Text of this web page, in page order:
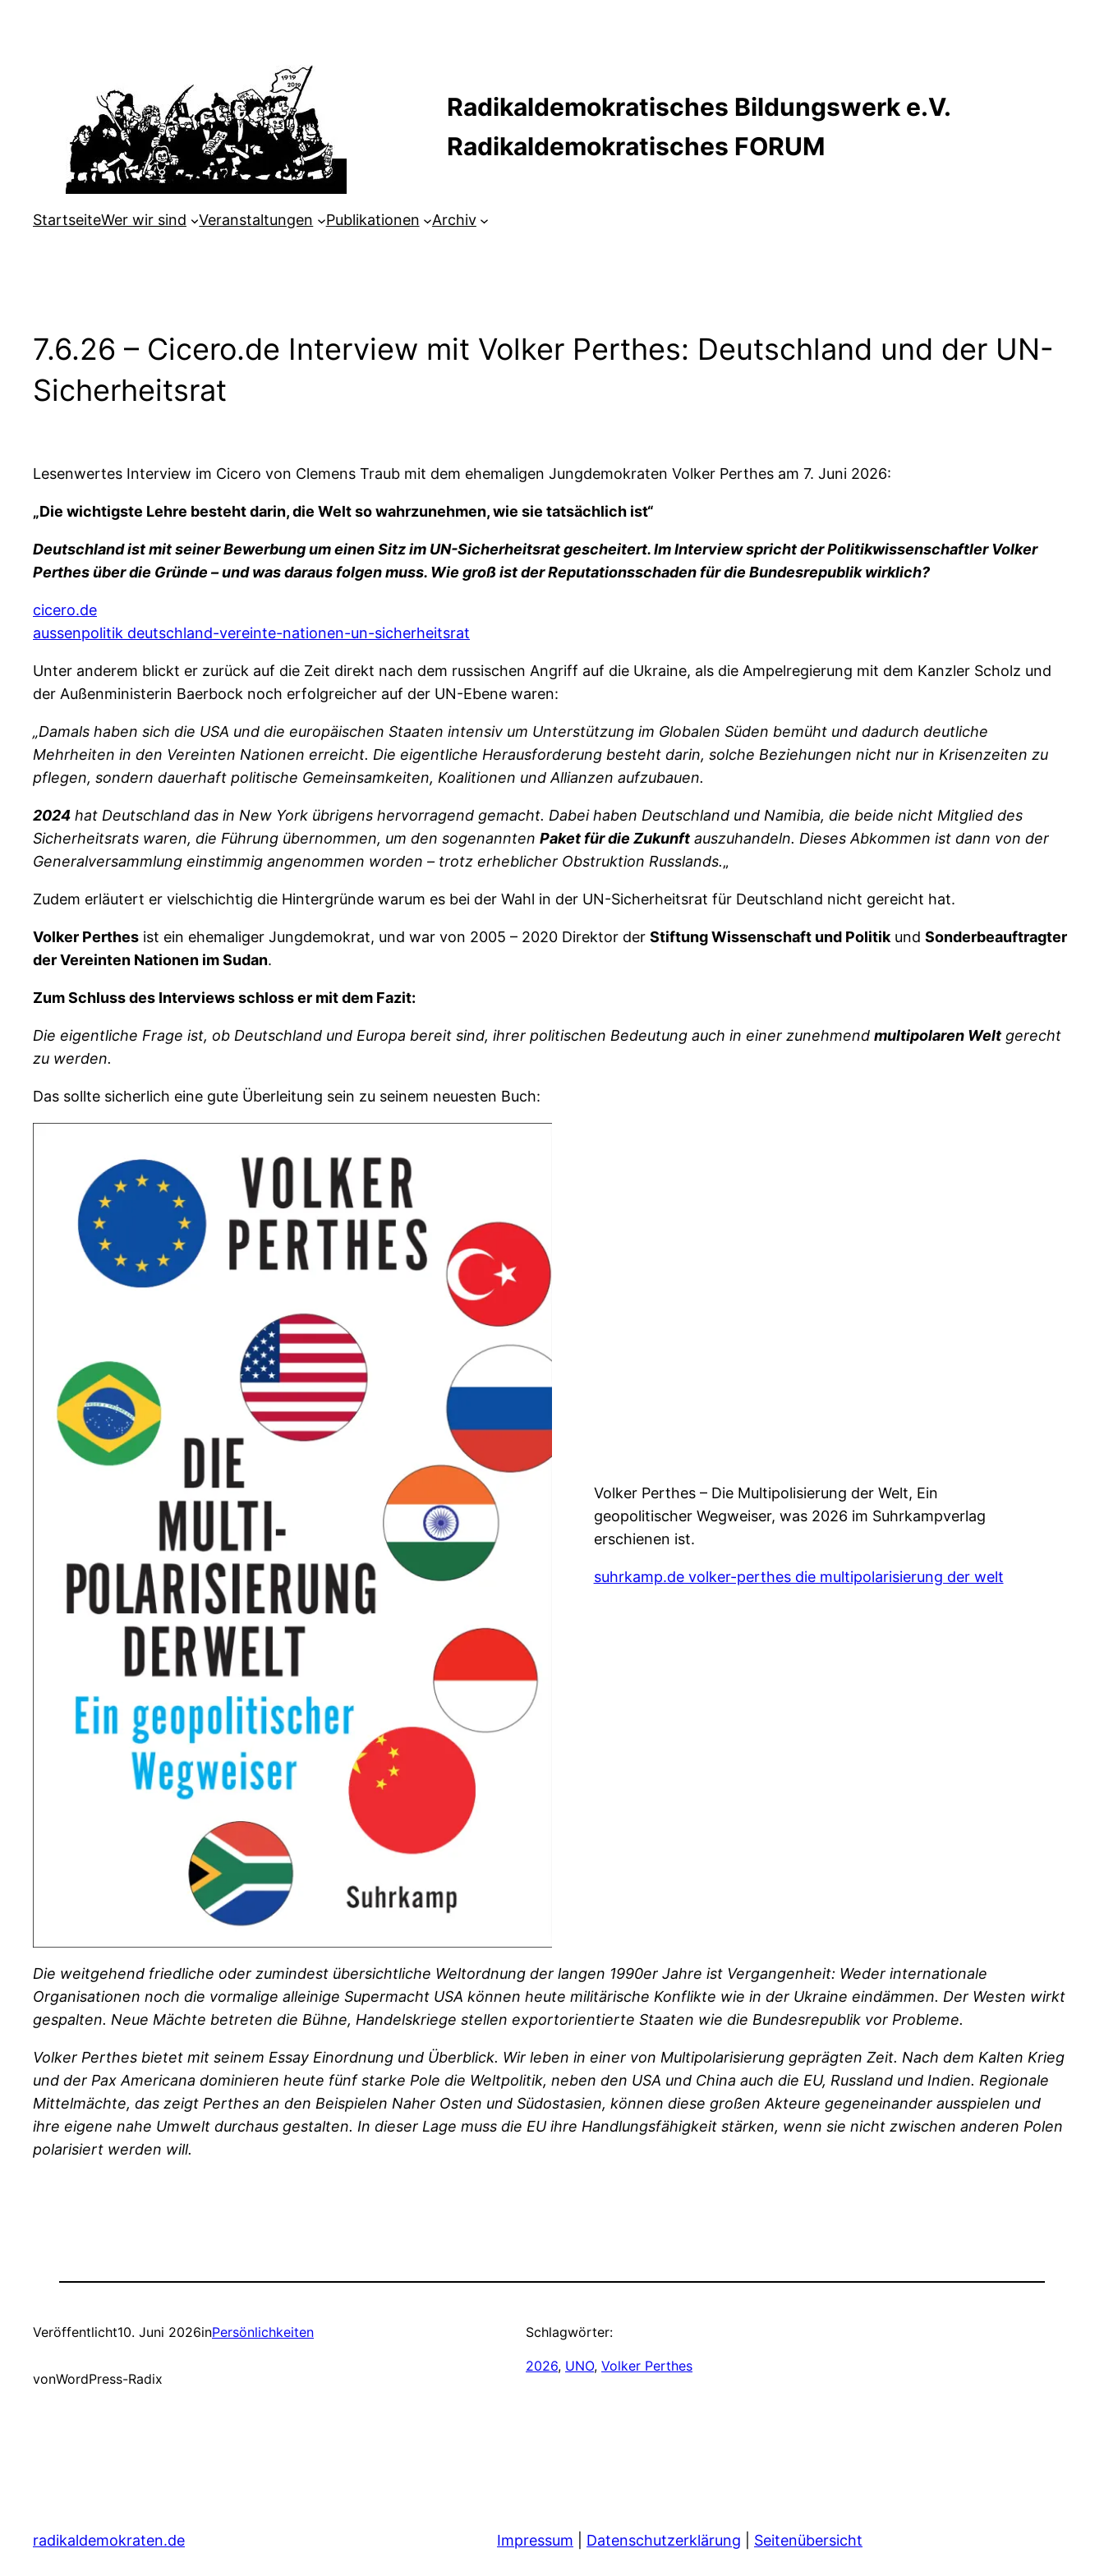
Radikaldemokratisches Bildungswerk e.V.
Radikaldemokratisches FORUM
StartseiteWer wir sind Veranstaltungen Publikationen Archiv
7.6.26 – Cicero.de Interview mit Volker Perthes: Deutschland und der UN-
Sicherheitsrat
Lesenwertes Interview im Cicero von Clemens Traub mit dem ehemaligen Jungdemokraten Volker Perthes am 7. Juni 2026:
„Die wichtigste Lehre besteht darin, die Welt so wahrzunehmen, wie sie tatsächlich ist“
Deutschland ist mit seiner Bewerbung um einen Sitz im UN-Sicherheitsrat gescheitert. Im Interview spricht der Politikwissenschaftler Volker
Perthes über die Gründe – und was daraus folgen muss. Wie groß ist der Reputationsschaden für die Bundesrepublik wirklich?
cicero.de
aussenpolitik deutschland-vereinte-nationen-un-sicherheitsrat
Unter anderem blickt er zurück auf die Zeit direkt nach dem russischen Angriff auf die Ukraine, als die Ampelregierung mit dem Kanzler Scholz und
der Außenministerin Baerbock noch erfolgreicher auf der UN-Ebene waren:
„Damals haben sich die USA und die europäischen Staaten intensiv um Unterstützung im Globalen Süden bemüht und dadurch deutliche
Mehrheiten in den Vereinten Nationen erreicht. Die eigentliche Herausforderung besteht darin, solche Beziehungen nicht nur in Krisenzeiten zu
pflegen, sondern dauerhaft politische Gemeinsamkeiten, Koalitionen und Allianzen aufzubauen.
2024 hat Deutschland das in New York übrigens hervorragend gemacht. Dabei haben Deutschland und Namibia, die beide nicht Mitglied des
Sicherheitsrats waren, die Führung übernommen, um den sogenannten Paket für die Zukunft auszuhandeln. Dieses Abkommen ist dann von der
Generalversammlung einstimmig angenommen worden – trotz erheblicher Obstruktion Russlands.„
Zudem erläutert er vielschichtig die Hintergründe warum es bei der Wahl in der UN-Sicherheitsrat für Deutschland nicht gereicht hat.
Volker Perthes ist ein ehemaliger Jungdemokrat, und war von 2005 – 2020 Direktor der Stiftung Wissenschaft und Politikund Sonderbeauftragter
der Vereinten Nationen im Sudan.
Zum Schluss des Interviews schloss er mit dem Fazit:
Die eigentliche Frage ist, ob Deutschland und Europa bereit sind, ihrer politischen Bedeutung auch in einer zunehmend multipolaren Welt gerecht
zu werden.
Das sollte sicherlich eine gute Überleitung sein zu seinem neuesten Buch:
Volker Perthes – Die Multipolisierung der Welt, Ein
geopolitischer Wegweiser, was 2026 im Suhrkampverlag
erschienen ist.
suhrkamp.de volker-perthes die multipolarisierung der welt
Die weitgehend friedliche oder zumindest übersichtliche Weltordnung der langen 1990er Jahre ist Vergangenheit: Weder internationale
Organisationen noch die vormalige alleinige Supermacht USA können heute militärische Konflikte wie in der Ukraine eindämmen. Der Westen wirkt
gespalten. Neue Mächte betreten die Bühne, Handelskriege stellen exportorientierte Staaten wie die Bundesrepublik vor Probleme.
Volker Perthes bietet mit seinem Essay Einordnung und Überblick. Wir leben in einer von Multipolarisierung geprägten Zeit. Nach dem Kalten Krieg
und der Pax Americana dominieren heute fünf starke Pole die Weltpolitik, neben den USA und China auch die EU, Russland und Indien. Regionale
Mittelmächte, das zeigt Perthes an den Beispielen Naher Osten und Südostasien, können diese großen Akteure gegeneinander ausspielen und
ihre eigene nahe Umwelt durchaus gestalten. In dieser Lage muss die EU ihre Handlungsfähigkeit stärken, wenn sie nicht zwischen anderen Polen
polarisiert werden will.
Veröffentlicht10. Juni 2026inPersönlichkeiten
vonWordPress-Radix
Schlagwörter:
2026, UNO, Volker Perthes
radikaldemokraten.de Impressum Datenschutzerklärung Seitenübersicht